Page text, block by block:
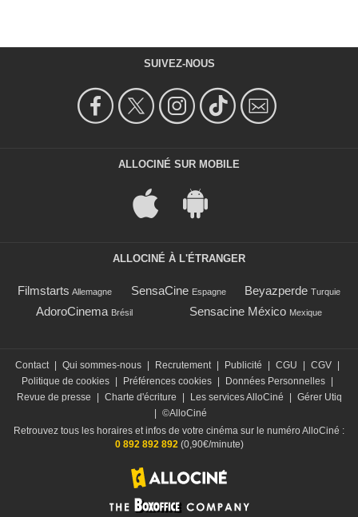
SUIVEZ-NOUS
ALLOCINÉ SUR MOBILE
ALLOCINÉ À L'ÉTRANGER
Filmstarts Allemagne SensaCine Espagne Beyazperde Turquie
AdoroCinema Brésil Sensacine México Mexique
Contact Qui sommes-nous Recrutement Publicité CGU CGV
Politique de cookies
Préférences cookies Données Personnelles
Revue de presse
Charte d'écriture Les services AlloCiné
Gérer Utiq
©AlloCiné
Retrouvez tous les horaires et infos de votre cinéma sur le numéro AlloCiné :
0 892 892 892(0,90€/minute)